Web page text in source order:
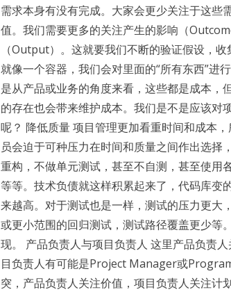
需求本身有没有完成。大家会更少关注于这些
值。我们需要更多的关注产生的影响（
（Output）。这就要我们不断的验证假设，
就像一个容器，我们会对里面的“所有东西”进
是从产品或业务的角度来看，这些都是成本，
的存在也会带来维护成本。我们是不是应该对
呢？ 降低质量 项目管理更加看重时间和成本
员会迫于可种压力在时间和质量之间作出选择
重构，不做单元测试，甚至不自测，甚至使用
等等。技术负债就这样积累起来了，代码库变
来越高。对于测试也是一样，测试的压力更大
或更小范围的回归测试，测试路径覆盖更少等
现。 产品负责人与项目负责人 这里产品负责
目负责人有可能是Project Manager或
突，产品负责人关注价值，项目负责人关注计